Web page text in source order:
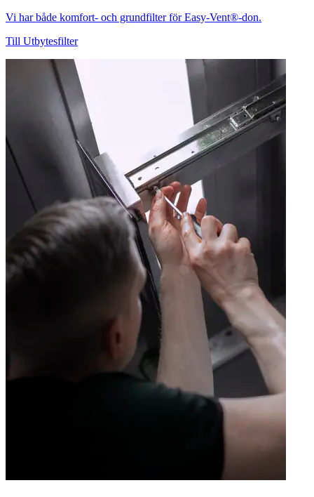
Vi har både komfort- och grundfilter för Easy-Vent®-don.
Till Utbytesfilter